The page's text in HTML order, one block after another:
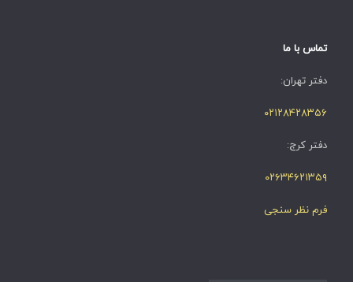
تماس با ما
دفتر تهران:
۰۲۱۲۸۴۲۸۳۵۶
دفتر کرج:
۰۲۶۳۴۶۲۱۳۵۹
فرم نظر سنجی